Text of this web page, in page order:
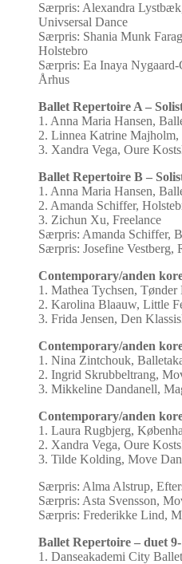
Særpris: Alexandra
Univsersal Dance
Særpris: Shania Munk
Holstebro
Særpris: Ea Inaya Nygaard-
Århus
Ballet Repertoire A –
1. Anna Maria Hansen,
2. Linnea Katrine
3. Xandra Vega, Oure
Ballet Repertoire B –
1. Anna Maria Hansen,
2. Amanda Schiffer,
3. Zichun Xu, Freelance
Særpris: Amanda Schiffer,
Særpris: Josefine Vestberg,
Contemporary/anden
1. Mathea Tychsen,
2. Karolina Blaauw, Little
3. Frida Jensen, Den
Contemporary/anden
1. Nina Zintchouk,
2. Ingrid Skrubbeltrang,
3. Mikkeline Dandanell,
Contemporary/anden
1. Laura Rugbjerg,
2. Xandra Vega, Oure
3. Tilde Kolding, Move
Særpris: Alma Alstrup,
Særpris: Asta Svensson,
Særpris: Frederikke Lind,
Ballet Repertoire – duet
1. Danseakademi City